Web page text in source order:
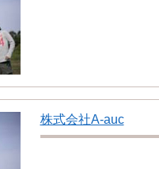
株式会社A-auc